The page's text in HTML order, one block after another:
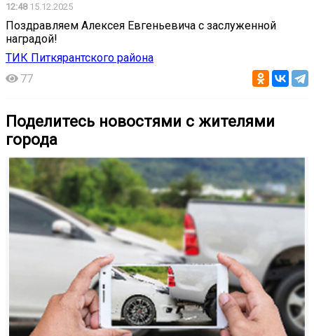
12:4815.12.2025
Поздравляем Алексея Евгеньевича с заслуженной
наградой!
ТИК Питкярантского района
77
Поделитесь новостями с жителями
города